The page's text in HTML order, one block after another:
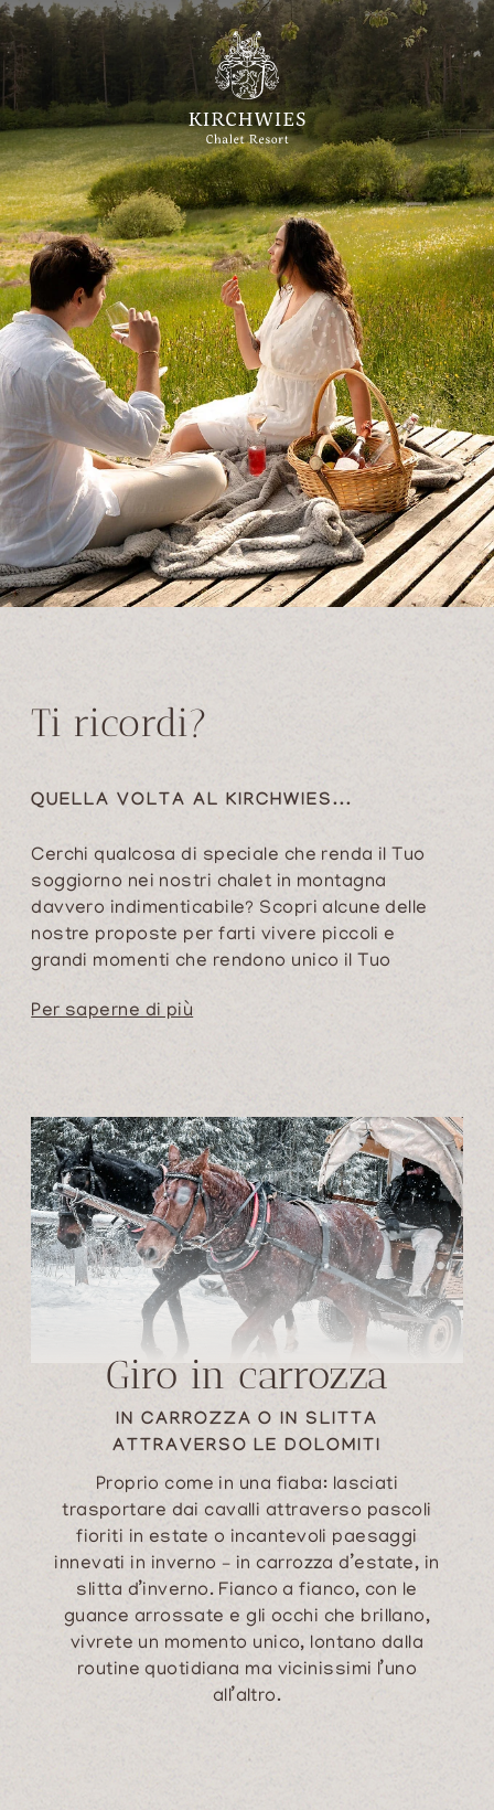
Ti ricordi?
QUELLA VOLTA AL KIRCHWIES...
Cerchi qualcosa di speciale che renda il Tuo
soggiorno nei nostri chalet in montagna
davvero indimenticabile? Scopri alcune delle
nostre proposte per farti vivere piccoli e
grandi momenti che rendono unico il Tuo
assapora già il piacere dell’attesa e, se nel
Per saperne di più
Giro in carrozza
IN CARROZZA O IN SLITTA
ATTRAVERSO LE DOLOMITI
Proprio come in una fiaba: lasciati
trasportare dai cavalli attraverso pascoli
fioriti in estate o incantevoli paesaggi
innevati in inverno – in carrozza d’estate, in
slitta d’inverno. Fianco a fianco, con le
guance arrossate e gli occhi che brillano,
vivrete un momento unico, lontano dalla
routine quotidiana ma vicinissimi l’uno
all’altro.